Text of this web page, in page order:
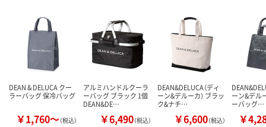
DEAN & DELUCA クー
ラーバッグ 保冷バッグ
￥1,760～（税込）
アルミハンドルクーラ
ーバッグ ブラック 1個
DEAN&DE…
￥6,490（税込）
DEAN&DELUCA（ディ
ーン&デルーカ） ブラッ
ク&ナチ…
￥6,600（税込）
ーン&デル
ーバッグ…
￥